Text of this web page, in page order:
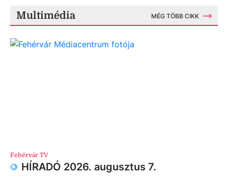
Multimédia MÉG TÖBB CIKK
Fehérvár TV
HÍRADÓ 2026. augusztus 7.